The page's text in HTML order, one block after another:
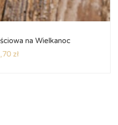
na Wielkanoc
zł